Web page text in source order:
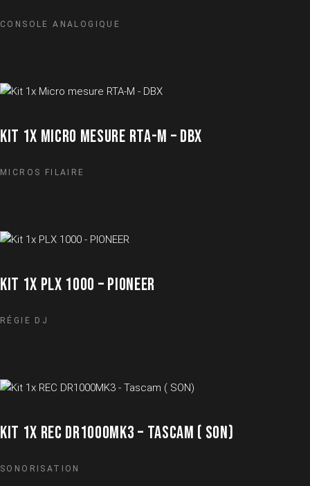
CONSOLE ANALOGIQUE
KIT 1X MICRO MESURE RTA-M – DBX
MICROS FILAIRE
KIT 1X PLX 1000 – PIONEER
RÉGIE DJ
KIT 1X REC DR1000MK3 – TASCAM ( SON)
SONORISATION